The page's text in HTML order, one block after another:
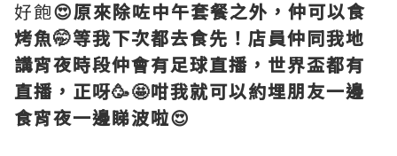
好飽😍原來除咗中午套餐之外，仲可以食
烤魚🤭等我下次都去食先！店員仲同我地
講宵夜時段仲會有足球直播，世界盃都有
直播，正呀🥳🤩咁我就可以約埋朋友一邊
食宵夜一邊睇波啦😍